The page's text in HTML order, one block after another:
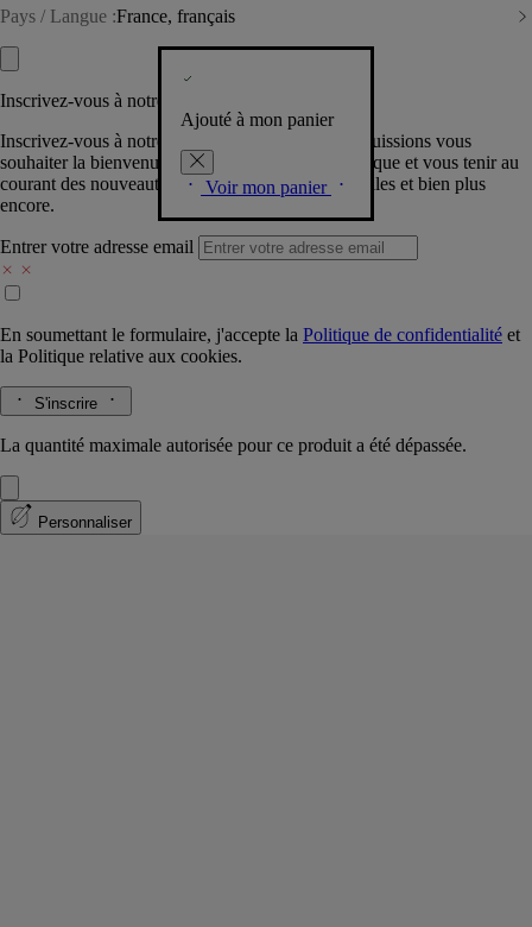
Pays / Langue :France, français
Ajouté à mon panier
Voir mon panier
Inscrivez-vous à notre Newsletter
Inscrivez-vous à notre newsletter pour que nous puissions vous
souhaiter la bienvenue dans la communauté Diptyque et vous tenir au
courant des nouveautés, événements, offres spéciales et bien plus
encore.
Entrer votre adresse email
En soumettant le formulaire, j'accepte la Politique de confidentialité et
la Politique relative aux cookies.
S'inscrire
La quantité maximale autorisée pour ce produit a été dépassée.
Personnaliser